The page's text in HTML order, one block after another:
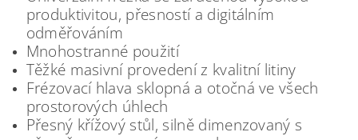
produktivitou, přesností a digitálním
odměřováním
Mnohostranné použití
Těžké masivní provedení z kvalitní litiny
Frézovací hlava sklopná a otočná ve všech
prostorových úhlech
Přesný křížový stůl, silně dimenzovaný s